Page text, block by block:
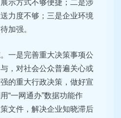
示方式不够便捷；二是涉
力度不够；三是企业环境
加强。
。一是完善重大决策事项公
，对社会公众普遍关心或
的重大行政决策，做好宣
“一网通办”数据功能作
文件，解决企业知晓滞后